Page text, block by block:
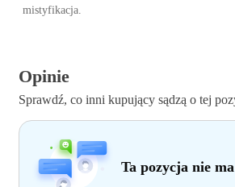
mistyfikacja.
Opinie
Sprawdź, co inni kupujący sądzą o tej
Ta pozycja nie